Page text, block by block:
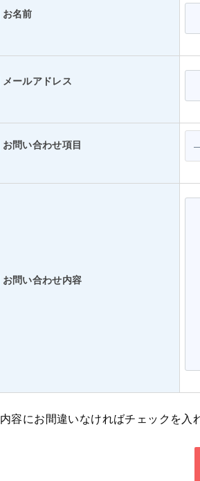
お名前
メールアドレス
お問い合わせ項目
お問い合わせ内容
内容にお間違いなければチェックを入